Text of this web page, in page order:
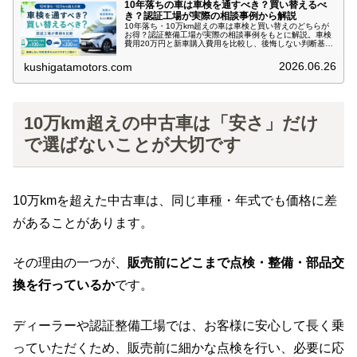
10年落ちの車は車検を通すべき？買い替えるべ
き？認証工場が実際の相談事例から解説
10年落ち・10万km超えの車は車検と買い替えのどちらが
お得？認証整備工場が実際の相談事例をもとに解説。車検
費用20万円と新車購入費用を比較し、後悔しない判断基準
kushigatamotors.com 2026.06.26
10万km超えの中古車は「安さ」だけ
で選ばないことが大切です
10万kmを超えた中古車は、同じ車種・年式でも価格に差
があることがあります。
その理由の一つが、 販売前にどこまで点検・整備・部品交
換を行っているかです。
ディーラーや認証整備工場では、お客様に安心して長く乗
っていただくため、販売前に細かな点検を行い、必要に応